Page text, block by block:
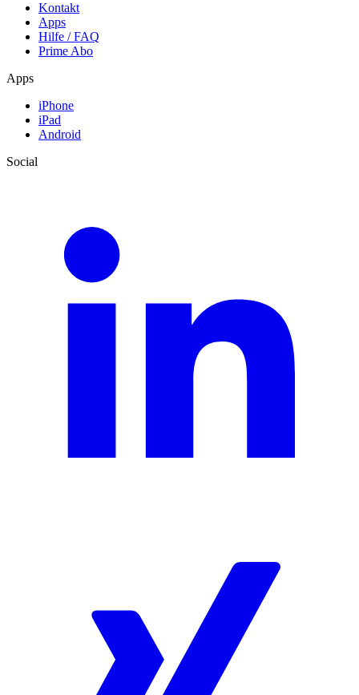
Kontakt
Apps
Hilfe / FAQ
Prime Abo
Apps
iPhone
iPad
Android
Social